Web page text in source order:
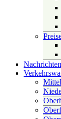
Nachrichten